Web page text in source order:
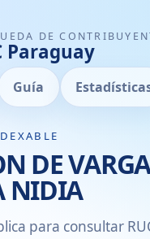
DE
Paraguay
Guía
DE
NIDIA
para consultar